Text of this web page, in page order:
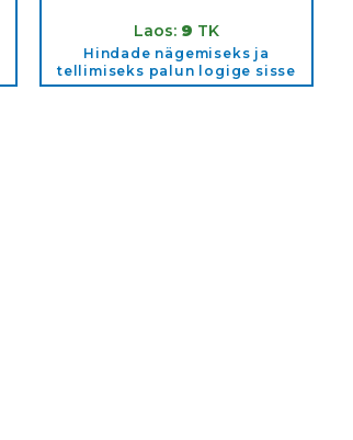
Laos: 9 TK
Hindade nägemiseks ja
tellimiseks palun logige sisse